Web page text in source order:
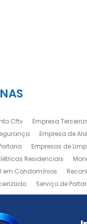
Cftv Empresa
Empresa de
Empresas de
Residenciais
em Condomínios
Serviço de